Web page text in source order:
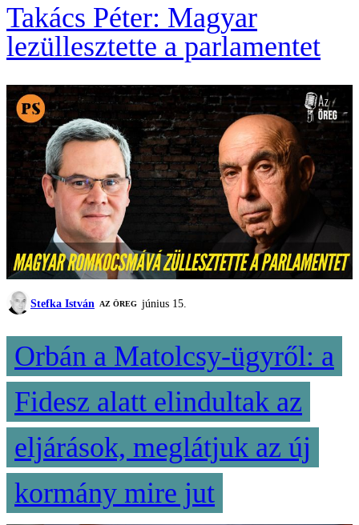
Takács Péter: Magyar
lezüllesztette a parlamentet
Stefka István AZ ÖREG június 15.
Orbán a Matolcsy-ügyről: a
Fidesz alatt elindultak az
eljárások, meglátjuk az új
kormány mire jut